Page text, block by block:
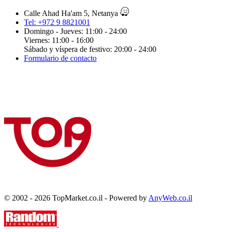
Calle Ahad Ha'am 5, Netanya
Tel: +972 9 8821001
Domingo - Jueves: 11:00 - 24:00
Viernes: 11:00 - 16:00
Sábado y víspera de festivo: 20:00 - 24:00
Formulario de contacto
© 2002 - 2026 TopMarket.co.il - Powered by AnyWeb.co.il